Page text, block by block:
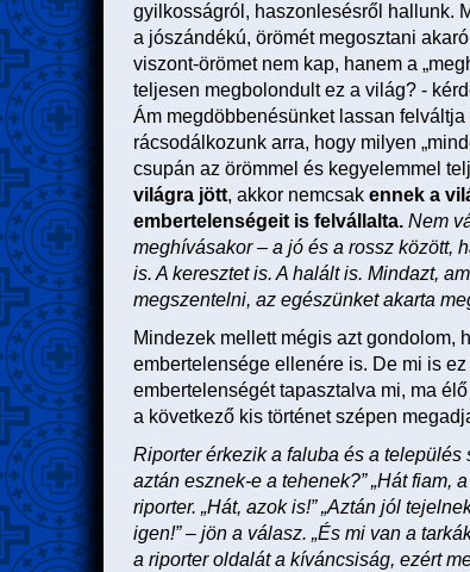
gyilkosságról, haszonlesésről hallunk.
a jószándékú, örömét megosztani
viszont-örömet nem kap, hanem a
teljesen megbolondult ez a világ? -
Ám megdöbbenésünket lassan felváltja
rácsodálkozunk arra, hogy milyen
csupán az örömmel és kegyelemmel
világra jött, akkor nemcsak ennek a
embertelenségeit is felvállalta. Nem
meghívásakor – a jó és a rossz között,
is. A keresztet is. A halált is. Mindazt,
megszentelni, az egészünket akarta
Mindezek mellett mégis azt gondolom,
embertelensége ellenére is. De mi is
embertelenségét tapasztalva mi, ma
a következő kis történet szépen
Riporter érkezik a faluba és a település
aztán esznek-e a tehenek?” „Hát fiam,
riporter. „Hát, azok is!” „Aztán jól
igen!” – jön a válasz. „És mi van a
a riporter oldalát a kíváncsiság, ezért